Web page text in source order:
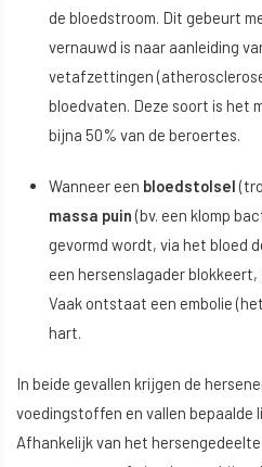
de bloedstroom. Dit gebeurt
vernauwd is naar aanleiding
vetafzettingen
bloedvaten. Deze soort is het
bijna 50% van de beroertes.
Wanneer een bloedstolsel
massa puin (bv. een klomp
gevormd wordt, via het bloed
een hersenslagader blokkeert,
Vaak ontstaat een embolie
hart.
In beide gevallen krijgen de
voedingstoffen en vallen bepaalde
Afhankelijk van het